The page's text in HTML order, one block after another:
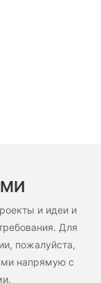
и идеи и
Для
пожалуйста,
напрямую с